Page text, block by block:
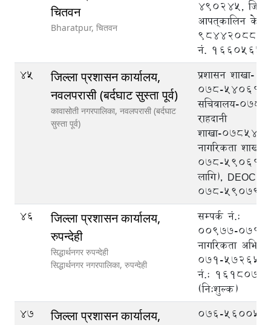
चितवन
Bharatpur, चितवन
490245,
आपत्‌कालिन
9844208888,
नं.
45
जिल्ला प्रशासन कार्यालय,
नवलपरासी (बर्दघाट सुस्ता पूर्व)
कावासोती नगरपालिका, नवलपरासी (बर्दघाट
सुस्ता पूर्व)
प्रशासन शाखा-
०७८-५४०६१७,
सचिवालय-
राहदानी
शाखा-
नागरिकता शाखा-
०७८-५९०६१७
लागि), DEOC
०७८-५९०७९९
46
जिल्ला प्रशासन कार्यालय,
रुपन्देही
सिद्धार्थनगर रुपन्देही
सिद्धार्थनगर नगरपालिका, रुपन्देही
सम्पर्क नं.:
००९७७-०७१-
नागरिकता
०७१-५७२६५८
नं.:
(नि:शुल्क)
47
जिल्ला प्रशासन कार्यालय,
076-560051